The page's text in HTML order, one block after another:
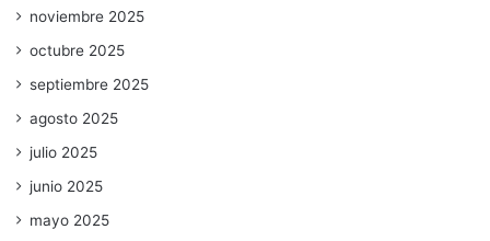
noviembre 2025
octubre 2025
septiembre 2025
agosto 2025
julio 2025
junio 2025
mayo 2025